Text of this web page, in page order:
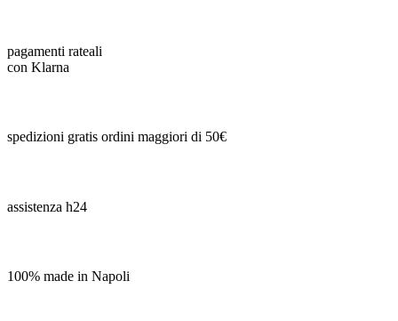
pagamenti rateali
con Klarna
spedizioni gratis ordini maggiori di 50€
assistenza h24
100% made in Napoli